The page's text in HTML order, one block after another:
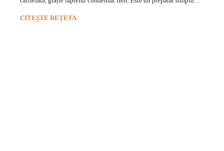
CITEȘTE REȚETA